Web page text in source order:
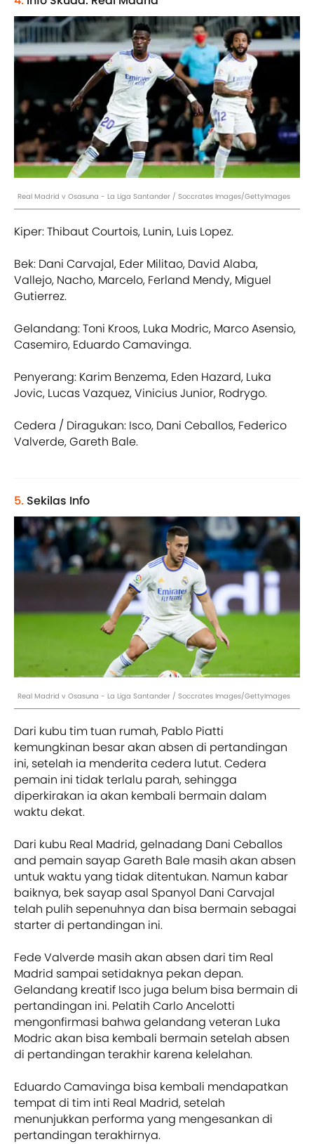
Real Madrid v Osasuna - La Liga Santander / Soccrates Images/GettyImages
Kiper: Thibaut Courtois, Lunin, Luis Lopez.
Bek: Dani Carvajal, Eder Militao, David Alaba,
Vallejo, Nacho, Marcelo, Ferland Mendy, Miguel
Gutierrez.
Gelandang: Toni Kroos, Luka Modric, Marco Asensio,
Casemiro, Eduardo Camavinga.
Penyerang: Karim Benzema, Eden Hazard, Luka
Jovic, Lucas Vazquez, Vinicius Junior, Rodrygo.
Cedera / Diragukan: Isco, Dani Ceballos, Federico
Valverde, Gareth Bale.
5. Sekilas Info
Real Madrid v Osasuna - La Liga Santander / Soccrates Images/GettyImages
Dari kubu tim tuan rumah, Pablo Piatti
kemungkinan besar akan absen di pertandingan
ini, setelah ia menderita cedera lutut. Cedera
pemain ini tidak terlalu parah, sehingga
diperkirakan ia akan kembali bermain dalam
waktu dekat.
Dari kubu Real Madrid, gelnadang Dani Ceballos
and pemain sayap Gareth Bale masih akan absen
untuk waktu yang tidak ditentukan. Namun kabar
baiknya, bek sayap asal Spanyol Dani Carvajal
telah pulih sepenuhnya dan bisa bermain sebagai
starter di pertandingan ini.
Fede Valverde masih akan absen dari tim Real
Madrid sampai setidaknya pekan depan.
Gelandang kreatif Isco juga belum bisa bermain di
pertandingan ini. Pelatih Carlo Ancelotti
mengonfirmasi bahwa gelandang veteran Luka
Modric akan bisa kembali bermain setelah absen
di pertandingan terakhir karena kelelahan.
Eduardo Camavinga bisa kembali mendapatkan
tempat di tim inti Real Madrid, setelah
menunjukkan performa yang mengesankan di
pertandingan terakhirnya.